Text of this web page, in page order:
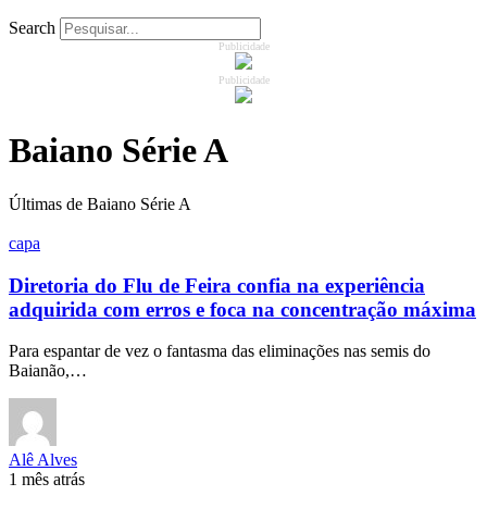
Search
Publicidade
Publicidade
Baiano Série A
Últimas de Baiano Série A
capa
Diretoria do Flu de Feira confia na experiência
adquirida com erros e foca na concentração máxima
Para espantar de vez o fantasma das eliminações nas semis do
Baianão,…
Alê Alves
1 mês atrás